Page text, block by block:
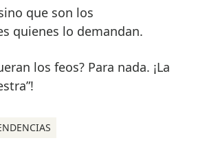
que son los
quienes lo demandan.
los feos? Para nada. ¡La